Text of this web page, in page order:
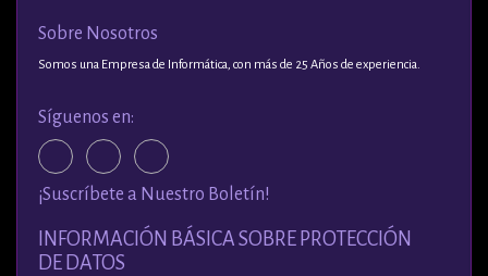
Sobre Nosotros
Somos una Empresa de Informática, con más de 25 Años de experiencia.
Síguenos en:
¡Suscríbete a Nuestro Boletín!
INFORMACIÓN BÁSICA SOBRE PROTECCIÓN
DE DATOS